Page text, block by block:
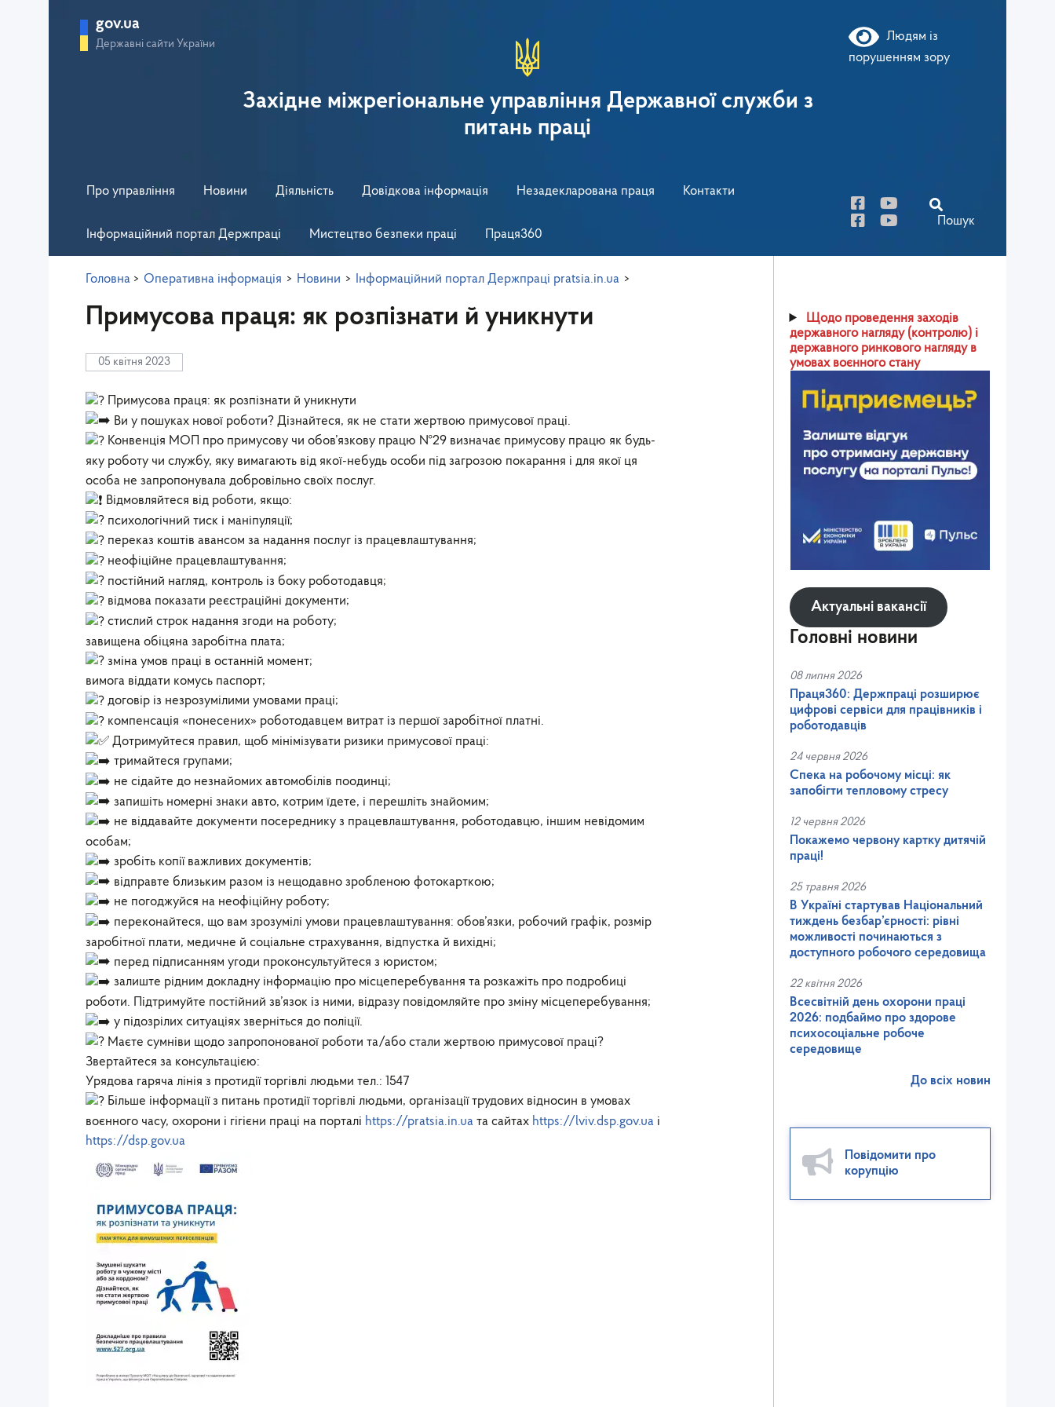
gov.ua
Державні сайти України
Людям із
порушенням зору
Західне міжрегіональне управління Державної служби з
питань праці
Про управління Новини Діяльність Довідкова інформація Незадекларована праця Контакти
Інформаційний портал Держпраці Мистецтво безпеки праці Праця360
Пошук
Головна > Оперативна інформація > Новини > Інформаційний портал Держпраці pratsia.in.ua >
Примусова праця: як розпізнати й уникнути
05 квітня 2023
Примусова праця: як розпізнати й уникнути
Ви у пошуках нової роботи? Дізнайтеся, як не стати жертвою примусової праці.
Конвенція МОП про примусову чи обов’язкову працю №29 визначає примусову працю як будь-
яку роботу чи службу, яку вимагають від якої-небудь особи під загрозою покарання і для якої ця
особа не запропонувала добровільно своїх послуг.
Відмовляйтеся від роботи, якщо:
психологічний тиск і маніпуляції;
переказ коштів авансом за надання послуг із працевлаштування;
неофіційне працевлаштування;
постійний нагляд, контроль із боку роботодавця;
відмова показати реєстраційні документи;
стислий строк надання згоди на роботу;
завищена обіцяна заробітна плата;
зміна умов праці в останній момент;
вимога віддати комусь паспорт;
договір із незрозумілими умовами праці;
компенсація «понесених» роботодавцем витрат із першої заробітної платні.
Дотримуйтеся правил, щоб мінімізувати ризики примусової праці:
тримайтеся групами;
не сідайте до незнайомих автомобілів поодинці;
запишіть номерні знаки авто, котрим їдете, і перешліть знайомим;
не віддавайте документи посереднику з працевлаштування, роботодавцю, іншим невідомим
особам;
зробіть копії важливих документів;
відправте близьким разом із нещодавно зробленою фотокарткою;
не погоджуйся на неофіційну роботу;
переконайтеся, що вам зрозумілі умови працевлаштування: обов’язки, робочий графік, розмір
заробітної плати, медичне й соціальне страхування, відпустка й вихідні;
перед підписанням угоди проконсультуйтеся з юристом;
залиште рідним докладну інформацію про місцеперебування та розкажіть про подробиці
роботи. Підтримуйте постійний зв’язок із ними, відразу повідомляйте про зміну місцеперебування;
у підозрілих ситуаціях зверніться до поліції.
Маєте сумніви щодо запропонованої роботи та/або стали жертвою примусової праці?
Звертайтеся за консультацією:
Урядова гаряча лінія з протидії торгівлі людьми тел.: 1547
Більше інформації з питань протидії торгівлі людьми, організації трудових відносин в умовах
воєнного часу, охорони і гігієни праці на порталі https://pratsia.in.ua та сайтах https://lviv.dsp.gov.ua і
https://dsp.gov.ua
Щодо проведення заходів
державного нагляду (контролю) і
державного ринкового нагляду в
умовах воєнного стану
Актуальні вакансії
Головні новини
08 липня 2026
Праця360: Держпраці розширює
цифрові сервіси для працівників і
роботодавців
24 червня 2026
Спека на робочому місці: як
запобігти тепловому стресу
12 червня 2026
Покажемо червону картку дитячій
праці!
25 травня 2026
В Україні стартував Національний
тиждень безбар’єрності: рівні
можливості починаються з
доступного робочого середовища
22 квітня 2026
Всесвітній день охорони праці
2026: подбаймо про здорове
психосоціальне робоче
середовище
До всіх новин
Повідомити про
корупцію